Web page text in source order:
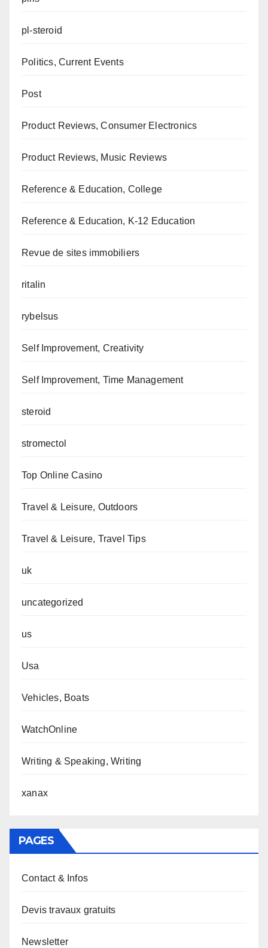
pl-steroid
Politics, Current Events
Post
Product Reviews, Consumer Electronics
Product Reviews, Music Reviews
Reference & Education, College
Reference & Education, K-12 Education
Revue de sites immobiliers
ritalin
rybelsus
Self Improvement, Creativity
Self Improvement, Time Management
steroid
stromectol
Top Online Casino
Travel & Leisure, Outdoors
Travel & Leisure, Travel Tips
uk
uncategorized
us
Usa
Vehicles, Boats
WatchOnline
Writing & Speaking, Writing
xanax
PAGES
Contact & Infos
Devis travaux gratuits
Newsletter